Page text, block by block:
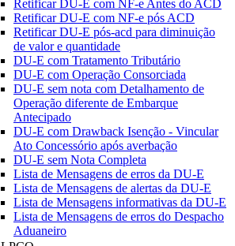
Retificar DU-E com NF-e Antes do ACD
Retificar DU-E com NF-e pós ACD
Retificar DU-E pós-acd para diminuição
de valor e quantidade
DU-E com Tratamento Tributário
DU-E com Operação Consorciada
DU-E sem nota com Detalhamento de
Operação diferente de Embarque
Antecipado
DU-E com Drawback Isenção - Vincular
Ato Concessório após averbação
DU-E sem Nota Completa
Lista de Mensagens de erros da DU-E
Lista de Mensagens de alertas da DU-E
Lista de Mensagens informativas da DU-E
Lista de Mensagens de erros do Despacho
Aduaneiro